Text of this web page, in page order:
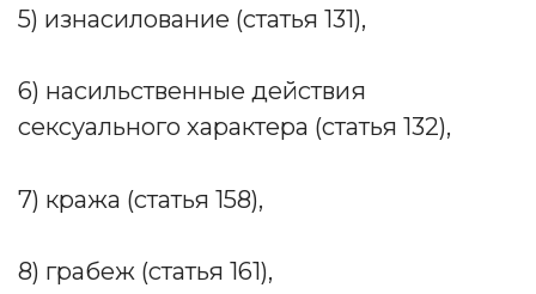
5) изнасилование (статья 131),
6) насильственные действия
сексуального характера (статья 132),
7) кража (статья 158),
8) грабеж (статья 161),